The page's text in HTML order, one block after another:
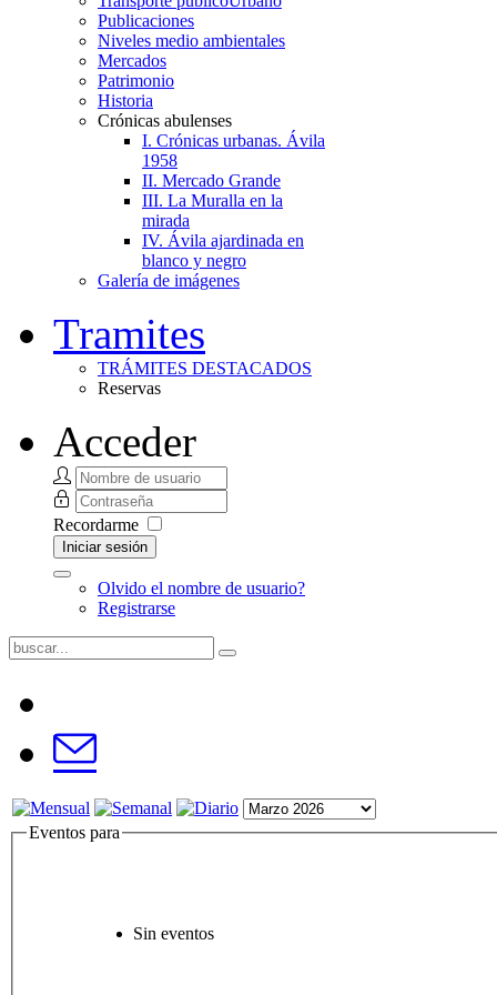
Publicaciones
Niveles medio ambientales
Mercados
Patrimonio
Historia
Crónicas abulenses
I. Crónicas urbanas. Ávila
1958
II. Mercado Grande
III. La Muralla en la
mirada
IV. Ávila ajardinada en
blanco y negro
Galería de imágenes
Tramites
TRÁMITES DESTACADOS
Reservas
Acceder
Recordarme
Iniciar sesión
Olvido el nombre de usuario?
Registrarse
Eventos para
Sin eventos